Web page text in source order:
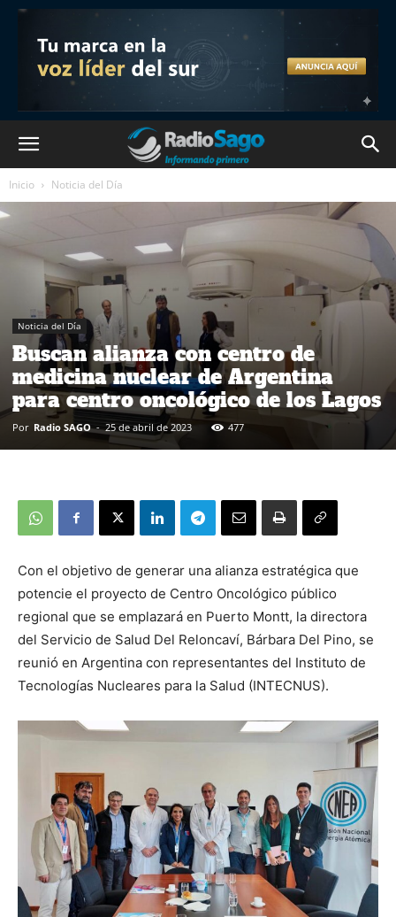
Inicio Noticia del Día
Noticia del Día
Buscan alianza con centro de
medicina nuclear de Argentina
para centro oncológico de los Lagos
Por Radio SAGO - 25 de abril de 2023 477
Con el objetivo de generar una alianza estratégica que
potencie el proyecto de Centro Oncológico público
regional que se emplazará en Puerto Montt, la directora
del Servicio de Salud Del Reloncaví, Bárbara Del Pino, se
reunió en Argentina con representantes del Instituto de
Tecnologías Nucleares para la Salud (INTECNUS).